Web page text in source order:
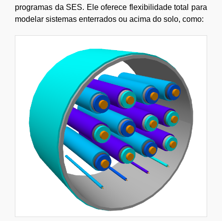
programas da SES. Ele oferece flexibilidade total para
modelar sistemas enterrados ou acima do solo, como: